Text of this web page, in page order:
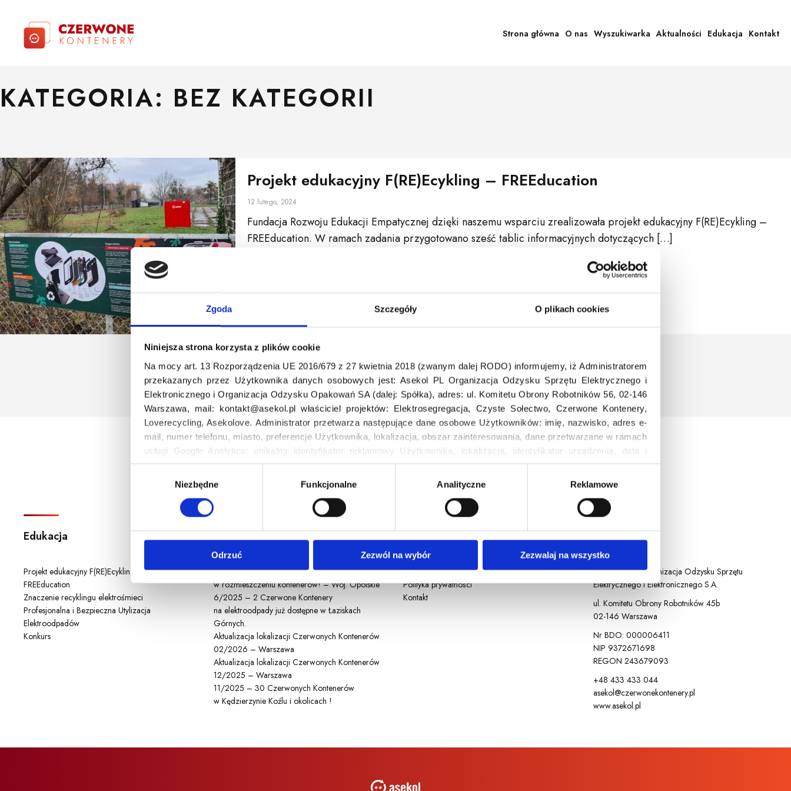
Zgoda Szczegóły O plikach cookies
Niniejsza strona korzysta z plików cookie
Na mocy art. 13 Rozporządzenia UE 2016/679 z 27 kwietnia 2018 (zwanym dalej RODO) informujemy, iż Administratorem
przekazanych przez Użytkownika danych osobowych jest: Asekol PL Organizacja Odzysku Sprzętu Elektrycznego i
Elektronicznego i Organizacja Odzysku Opakowań SA (dalej: Spółka), adres: ul. Komitetu Obrony Robotników 56, 02-146
Warszawa, mail: kontakt@asekol.pl właściciel projektów: Elektrosegregacja, Czyste Sołectwo, Czerwone Kontenery,
Loverecycling, Asekolove. Administrator przetwarza następujące dane osobowe Użytkowników: imię, nazwisko, adres e-
mail, numer telefonu, miasto, preferencje Użytkownika, lokalizacja, obszar zainteresowania, dane przetwarzane w ramach
usługi Google Analytics: unikalny identyfikator reklamowy Użytkownika, lokalizacja, identyfikator urządzenia, data i
godzina korzystania z serwisu, dane demograficzne: kraj, miasto, język, płeć, wiek, typ i wersja systemu operacyjnego.
d
y
Niezbędne Funkcjonalne Analityczne Reklamowe
Odrzuć Zezwól na wybór Zezwalaj na wszystko
Strona główna O nas Wyszukiwarka Aktualności Edukacja Kontakt
KATEGORIA: BEZ KATEGORII
Projekt edukacyjny F(RE)Ecykling – FREEducation
12 lutego, 2024
Fundacja Rozwoju Edukacji Empatycznej dzięki naszemu wsparciu zrealizowała projekt edukacyjny F(RE)Ecykling –
FREEducation. W ramach zadania przygotowano sześć tablic informacyjnych dotyczących […]
Odwiedź nas
Edukacja
Projekt edukacyjny F(RE)Ecykling –
FREEducation
Znaczenie recyklingu elektrośmieci
Profesjonalna i Bezpieczna Utylizacja
Elektroodpadów
Konkurs
Aktualności
Dużo się działo! Sprawdź najnowsze zmiany
w rozmieszczeniu kontenerów! – Woj. Opolskie
6/2025 – 2 Czerwone Kontenery
na elektroodpady już dostępne w Łaziskach
Górnych.
Aktualizacja lokalizacji Czerwonych Kontenerów
02/2026 – Warszawa
Aktualizacja lokalizacji Czerwonych Kontenerów
12/2025 – Warszawa
11/2025 – 30 Czerwonych Kontenerów
w Kędzierzynie Koźlu i okolicach !
Warto zobaczyć
O nas
Polityka prywatności
Kontakt
Kontakt
ASEKOL PLOrganizacja Odzysku Sprzętu
Elektrycznego i Elektronicznego S.A.
ul. Komitetu Obrony Robotników 45b
02-146 Warszawa
Nr BDO: 000006411
NIP 9372671698
REGON 243679093
+48 433 433 044
asekol@czerwonekontenery.pl
www.asekol.pl